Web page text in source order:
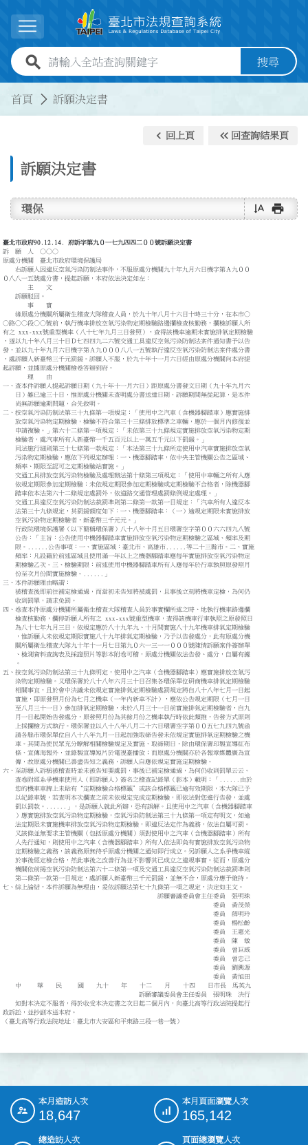
展開選單
全站查詢關鍵字欄位 搜尋
首頁 訴願決定書
訴願決定書
keyboard_arrow_left 回上頁 keyboard_double_arrow_left 回查詢結果頁
環保 text_rotate_vertical print
臺北市政府90.12.14. 府訴字第九０一七九四四二００號訴願決定書
訴 願 人 ○○○
原處分機關 臺北市政府環境保護局
右訴願人因違反空氣污染防制法事件，不服原處分機關九十年九月六日機字第Ａ九００
０八八一五號處分書，提起訴願，本府依法決定如左：
主 文
訴願駁回。
事 實
緣原處分機關所屬衛生稽查大隊稽查人員，於九十年八月十六日十時三十分，在本巿○
○路○○段○○號前，執行機車排放空氣污染物定期檢驗路邊攔檢查核勤務，攔檢訴願人所
有之 xxx-xxx號重型機車（八十七年九月三日發照），查得該機車逾期未實施排氣定期檢驗
，遂以九十年八月三十日Ｄ七四四九二六號交通工具違反空氣污染防制法案件通知書予以告
發，並以九十年九月六日機字第Ａ九０００八八一五號執行違反空氣污染防制法案件處分書
，處訴願人新臺幣三千元罰鍰。訴願人不服，於九十年十一月六日經由原處分機關向本府提
起訴願，並據原處分機關檢卷答辯到府。
理 由
一、查本件訴願人提起訴願日期（九十年十一月六日）距原處分書發文日期（九十年九月六
日）雖已逾三十日，惟原處分機關未查明處分書送達日期，訴願期間無從起算，是本件
尚無訴願逾期問題，合先敘明。
二、按空氣污染防制法第三十九條第一項規定：「使用中之汽車（含機器腳踏車）應實施排
放空氣污染物定期檢驗，檢驗不符合第三十三條排放標準之車輛，應於一個月內修復並
申請複驗。」第六十二條第一項規定：「未依第三十九條規定實施排放空氣污染物定期
檢驗者，處汽車所有人新臺幣一千五百元以上一萬五千元以下罰鍰。」
同法施行細則第三十七條第一款規定：「本法第三十九條所定使用中汽車實施排放空氣
污染物定期檢驗，應依下列規定辦理：一、機器腳踏車，依中央主管機關公告之區域、
頻率、期限至認可之定期檢驗站實施。」
交通工具排放空氣污染物檢驗及處理辦法第十條第三項規定：「使用中車輛之所有人應
依規定期限參加定期檢驗；未依規定期限參加定期檢驗或定期檢驗不合格者，除機器腳
踏車依本法第六十二條規定處罰外，依道路交通管理處罰條例規定處理。」
交通工具違反空氣污染防制法裁罰準則第二條第一款第一目規定：「汽車所有人違反本
法第三十九條規定，其罰鍰額度如下：一、機器腳踏車：（一）逾規定期限未實施排放
空氣污染物定期檢驗者，新臺幣三千元元。」
行政院環境保護署（以下簡稱環保署）八十八年十月五日環署空字第００六六四九八號
公告：「主旨：公告使用中機器腳踏車實施排放空氣污染物定期檢驗之區域、頻率及期
限。......公告事項：一、實施區域：臺北市、高雄市......等二十三縣巿。二、實施
頻率：凡設籍於前述區域且使用滿一年以上之機器腳踏車應每年實施排放空氣污染物定
期檢驗乙次。三、檢驗期限：前述使用中機器腳踏車所有人應每年於行車執照原發照月
份至次月份間實施檢驗。......」
三、本件訴願理由略謂：
被稽查後即前往補定檢通過，而當初未告知將被處罰，且事後立刻將機車定檢，為何仍
收到罰單，請求免罰。
四、卷查本件原處分機關所屬衛生稽查大隊稽查人員於事實欄所述之時、地執行機車路邊攔
檢查核勤務，攔停訴願人所有之 xxx-xxx號重型機車，查得該機車行車執照之原發照日
為八十七年九月三日，依規定應於八十九年九、十月間實施八十九年機車排氣定期檢驗
，惟訴願人未依規定期限實施八十九年排氣定期檢驗，乃予以告發處分，此有原處分機
關所屬衛生稽查大隊九十年十一月七日第九０六一三一一０００號陳情訴願案件簽辦單
、檢測資料查詢表及採證照片等影本附卷可稽，原處分機關依法告發、處分，自屬有據
。
五、按空氣污染防制法第三十九條明定，使用中之汽車（含機器腳踏車）應實施排放空氣污
染物定期檢驗。又環保署於八十八年六月三十日召集各環保單位研商機車排氣定期檢驗
相關事宜，且於會中決議未依規定實施排氣定期檢驗處罰規定將自八十八年七月一日起
實施，即原發照月份為七月之機車（一年內新車不計），應依公告規定期限（七月一日
至八月三十一日）參加排氣定期檢驗，未於八月三十一日前實施排氣定期檢驗者，自九
月一日起開始告發處分，原發照月份為其餘月份之機車執行時依此類推，告發方式原則
上採攔檢方式執行。環保署並以八十八年八月二十六日環署空字第００五七九四九號函
請各縣市環保單位自八十八年九月一日起加強取締告發未依規定實施排氣定期檢驗之機
車。其間為使民眾充分瞭解相關檢驗規定及實施、取締期日，除由環保署印製宣導紅布
條、宣傳海報外，並錄製宣導短片於電視臺播放；而原處分機關亦於各報章媒體廣為宣
傳，故原處分機關已善盡告知之義務，訴願人自應依規定實施定期檢驗。
六、至訴願人訴稱被稽查時並未被告知要處罰，事後已補定檢通過，為何仍收到罰單云云。
查卷附經系爭機車使用人（即訴願人）簽名之稽查記錄單（影本）載明：「......由於
您的機車車牌上未貼有“定期檢驗合格標籤”或該合格標籤已逾有效期限，本大隊已予
以紀錄車號，若查明本次攔查之前未依規定完成定期檢驗，即依法對您進行告發，並處
罰以罰款。......」，是訴願人就此所辯，恐有誤解。且使用中之汽車（含機器腳踏車
）應實施排放空氣污染物定期檢驗，空氣污染防制法第三十九條第一項定有明文，如逾
法定期限未實施機車排放空氣污染物定期檢驗，即違反法定作為義務，依法自屬可罰。
又該條並無要求主管機關（包括原處分機關）須對使用中之汽車（含機器腳踏車）所有
人先行通知，則使用中之汽車（含機器腳踏車）所有人依法即負有實施排放空氣污染物
定期檢驗之義務，該義務原無待乎原處分機關之通知即行成立。另訴願人之系爭機車縱
於事後經定檢合格，然此事後之改善行為並不影響其已成立之違規事實。從而，原處分
機關依前揭空氣污染防制法第六十二條第一項及交通工具違反空氣污染防制法裁罰準則
第二條第一款第一目規定，處訴願人新臺幣三千元罰鍰，並無不合，原處分應予維持。
七、綜上論結，本件訴願為無理由，爰依訴願法第七十九條第一項之規定，決定如主文。
訴願審議委員會主任委員 張明珠
委員 黃茂榮
委員 薛明玲
委員 楊松齡
委員 王惠光
委員 陳 敏
委員 曾巨威
委員 曾忠己
委員 劉興源
委員 黃旭田
中 華 民 國 九十 年 十二 月 十四 日市長 馬英九
訴願審議委員會主任委員 張明珠 決行
如對本決定不服者，得於收受本決定書之次日起二個月內，向臺北高等行政法院提起行
政訴訟，並抄副本送本府。
（臺北高等行政法院地址：臺北市大安區和平東路三段一巷一號）
::: 本月造訪人次
18,647
本月頁面瀏覽人次
165,142
總造訪人次
頁面總瀏覽人次